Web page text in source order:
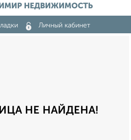
НЕДВИЖИМОСТЬ
Личный кабинет
НЕ НАЙДЕНА!